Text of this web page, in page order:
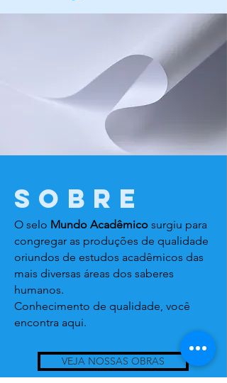
sobre
O selo Mundo Acadêmico surgiu para
congregar as produções de qualidade
oriundos de estudos acadêmicos das
mais diversas áreas dos saberes
humanos.
Conhecimento de qualidade, você
encontra aqui.
VEJA NOSSAS OBRAS